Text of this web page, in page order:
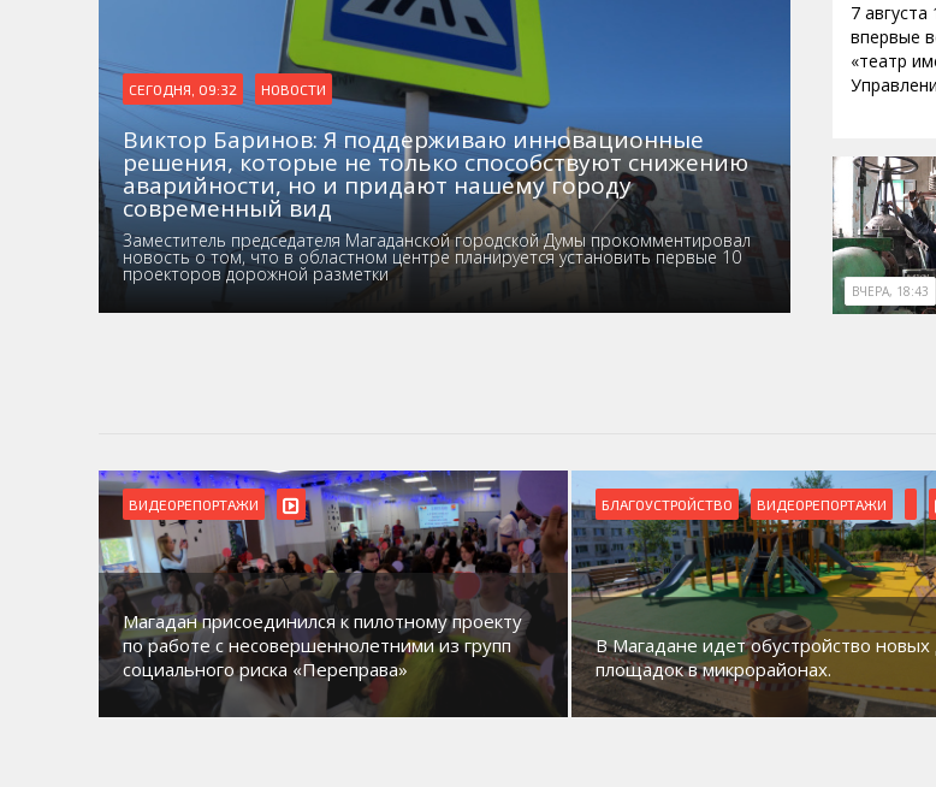
СЕГОДНЯ, 09:32 НОВОСТИ
Виктор Баринов: Я поддерживаю инновационные
решения, которые не только способствуют снижению
аварийности, но и придают нашему городу
современный вид
Заместитель председателя Магаданской городской Думы прокомментировал
новость о том, что в областном центре планируется установить первые 10
проекторов дорожной разметки
7
впервые
«театр
ВЧЕРА, 18:43
ВИДЕОРЕПОРТАЖИ
Магадан присоединился к пилотному проекту
по работе с несовершеннолетними из групп
социального риска «Переправа»
БЛАГОУСТРОЙСТВО ВИДЕОРЕПОРТАЖИ
В Магадане идет обустройство новых
площадок в микрорайонах.